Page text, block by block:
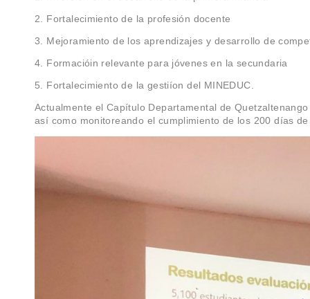
Otros Documentos
ProFuturo #NosVemosEnDigital
Recursos educativos para docentes. #NosVemosEnDigital
Recursos educativos para estudiantes. #NosVemosEnDigital
Recursos educativos para familias. #NosVemosEnDigital
Oráculo Matemágico. #NosVemosEnDigital
2. Fortalecimiento de la profesión docente
3. Mejoramiento de los aprendizajes y desarrollo de
4. Formacióin relevante para jóvenes en la secundaria
5. Fortalecimiento de la gestiíon del MINEDUC.
Actualmente el Capítulo Departamental de
así como monitoreando el cumplimiento de los 200 días